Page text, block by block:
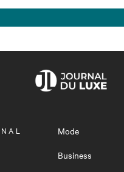
Mode
Business